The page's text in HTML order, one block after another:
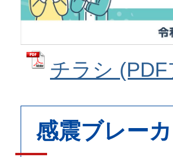
チラシ
感震ブレー